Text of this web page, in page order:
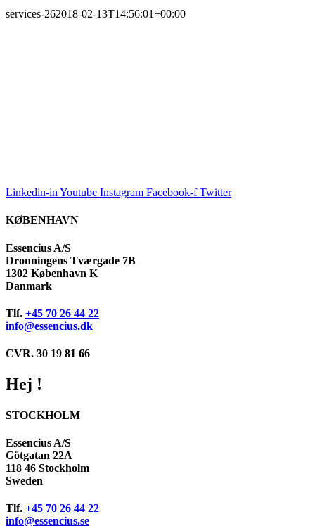
services-262018-02-13T14:56:01+00:00
Linkedin-in Youtube Instagram Facebook-f Twitter
KØBENHAVN
Essencius A/S
Dronningens Tværgade 7B
1302 København K
Danmark
Tlf. +45 70 26 44 22
info@essencius.dk
CVR. 30 19 81 66
Hej !
STOCKHOLM
Essencius A/S
Götgatan 22A
118 46 Stockholm
Sweden
Tlf. +45 70 26 44 22
info@essencius.se